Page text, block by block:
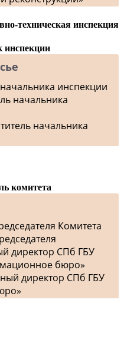
техническая инспекция
инспекции
инспекции
начальника
начальника
комитета
Комитета
директор СПб ГБУ
бюро»
директор СПб ГБУ